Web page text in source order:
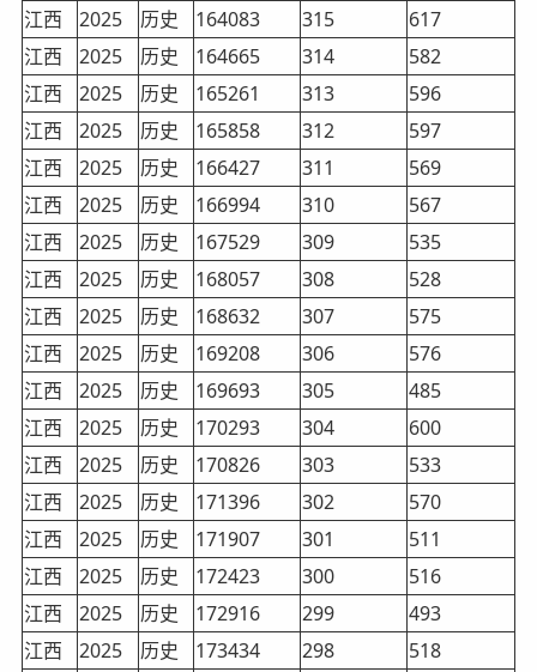
江西 2025 历史 164083 315
617
江西
2025 历史 164665 314
582
江西
2025 历史 165261 313
596
江西
2025 历史 165858 312
597
江西
2025 历史 166427 311
569
江西
2025 历史 166994 310
567
江西
2025 历史 167529 309
535
江西
2025 历史 168057 308
528
江西
2025 历史 168632 307
575
江西
2025 历史 169208 306
576
江西
2025 历史 169693 305
485
江西
2025 历史 170293 304
600
江西
2025 历史 170826 303
533
江西
2025 历史 171396 302
570
江西
2025 历史 171907 301
511
江西
2025 历史 172423 300
516
江西
2025 历史 172916 299
493
江西
2025 历史 173434 298
518